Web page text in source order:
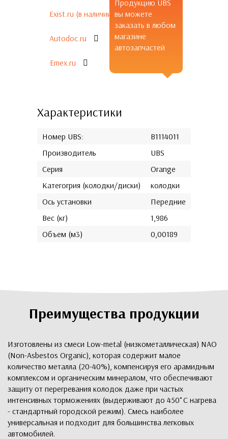
Характеристики
Номер UBS:
B1114011
Производитель
UBS
Серия
Orange
Категогрия (колодки/диски)
колодки
Ось установки
Передние
Вес (кг)
1,986
Объем (м3)
0,00189
Продукцию UBS
вы можете
заказать в любом
магазине
автозапчастей
Exist.ru (в наличии)
Autodoc.ru
Emex.ru
Преимущества продукции
Изготовлены из смеси Low-metal (низкометаллическая) NAO
(Non-Asbestos Organic), которая содержит малое
количество металла (20-40%), компенсируя его арамидным
комплексом и органическим минералом, что обеспечивают
защиту от перегревания колодок даже при частых
интенсивных торможениях (выдерживают до 450˚С нагрева
- стандартный городской режим). Смесь наиболее
универсальная и подходит для большинства легковых
автомобилей.